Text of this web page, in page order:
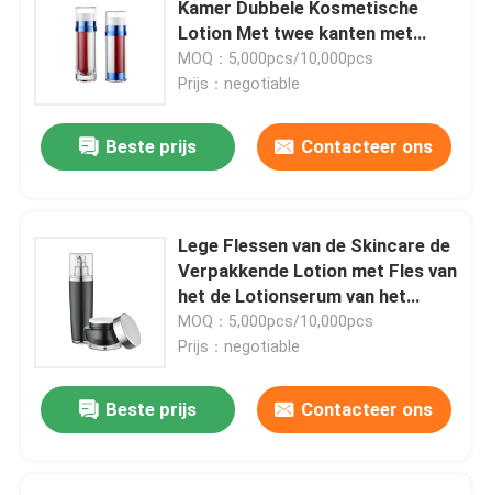
Kamer Dubbele Kosmetische
Lotion Met twee kanten met
Duidelijk GLB
MOQ：5,000pcs/10,000pcs
Prijs：negotiable
Beste prijs Contacteer ons
Lege Flessen van de Skincare de
Verpakkende Lotion met Fles van
het de Lotionserum van het
Deksellichaam de Boter
MOQ：5,000pcs/10,000pcs
Prijs：negotiable
Beste prijs Contacteer ons